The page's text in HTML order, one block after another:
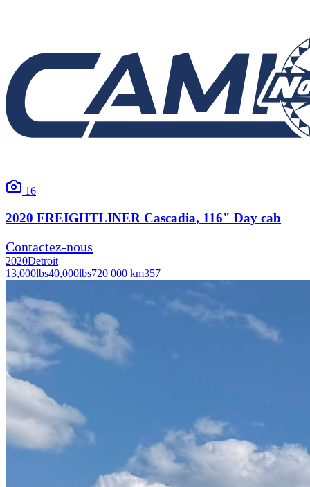
16
2020 FREIGHTLINER Cascadia, 116" Day cab
Contactez-nous
2020Detroit
13,000lbs40,000lbs720 000 km357